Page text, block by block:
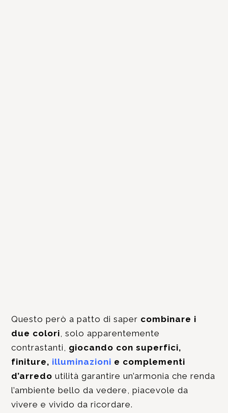
Questo però a patto di saper combinare i
due colori , solo apparentemente
contrastanti, giocando con superfici,
finiture, illuminazioni e complementi
d’arredo utilità garantire un’armonia che renda
l’ambiente bello da vedere, piacevole da
vivere e vivido da ricordare.